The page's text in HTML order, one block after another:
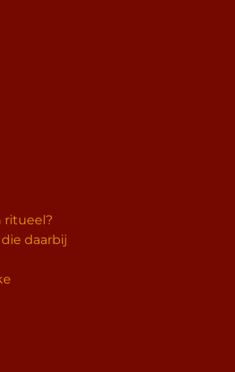
ritueel?
daarbij